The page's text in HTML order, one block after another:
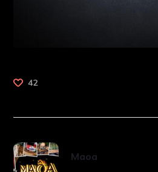
42
Maoa